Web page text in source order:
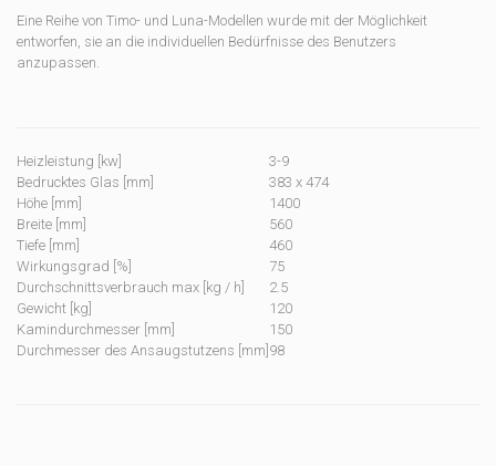
Eine Reihe von Timo- und Luna-Modellen wurde mit der Möglichkeit
entworfen, sie an die individuellen Bedürfnisse des Benutzers
anzupassen.
Heizleistung [kw]
3-9
Bedrucktes Glas [mm]
383 x 474
Höhe [mm]
1400
Breite [mm]
560
Tiefe [mm]
460
Wirkungsgrad [%]
75
Durchschnittsverbrauch max [kg / h]
2.5
Gewicht [kg]
120
Kamindurchmesser [mm]
150
Durchmesser des Ansaugstutzens [mm] 98